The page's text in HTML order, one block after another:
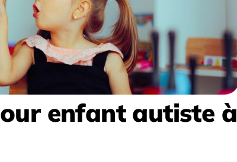
enfant autiste à